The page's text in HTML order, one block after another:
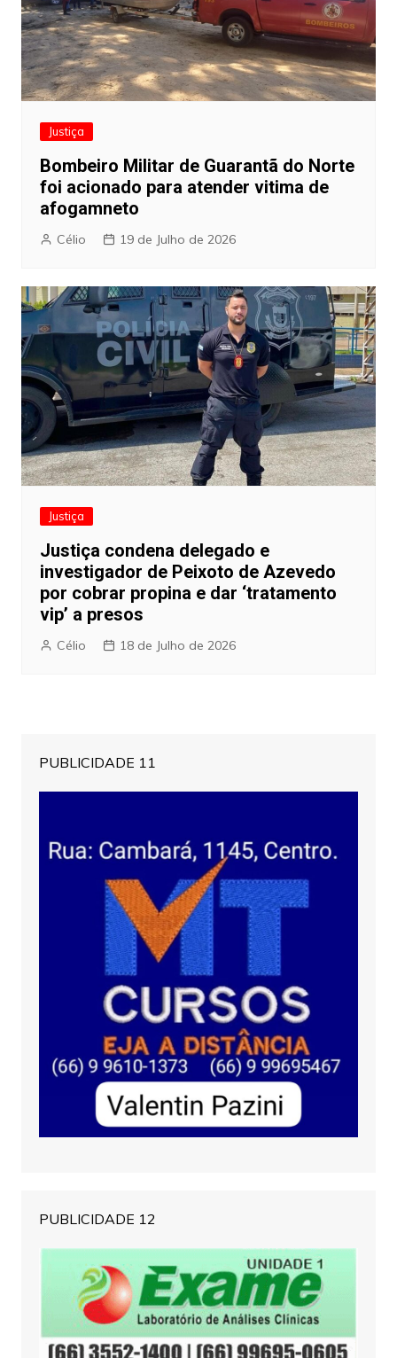
Justiça
Bombeiro Militar de Guarantã do Norte
foi acionado para atender vitima de
afogamneto
Célio 19 de Julho de 2026
Justiça
Justiça condena delegado e
investigador de Peixoto de Azevedo
por cobrar propina e dar ‘tratamento
vip’ a presos
Célio 18 de Julho de 2026
PUBLICIDADE 11
PUBLICIDADE 12